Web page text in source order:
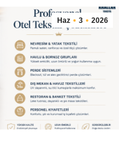
Haz 3 2026